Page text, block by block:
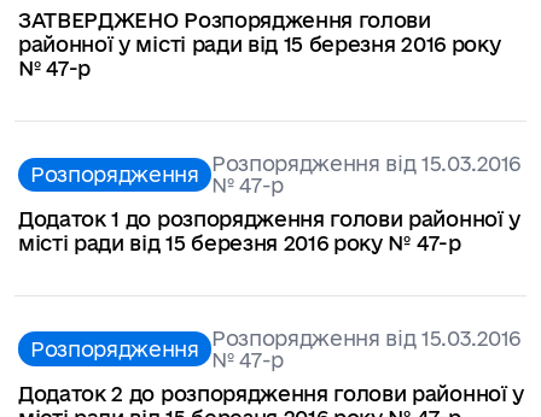
ЗАТВЕРДЖЕНО Розпорядження голови
районної у місті ради від 15 березня 2016 року
№ 47-р
Розпорядження Розпорядження від 15.03.2016
№ 47-р
Додаток 1 до розпорядження голови районної у
місті ради від 15 березня 2016 року № 47-р
Розпорядження Розпорядження від 15.03.2016
№ 47-р
Додаток 2 до розпорядження голови районної у